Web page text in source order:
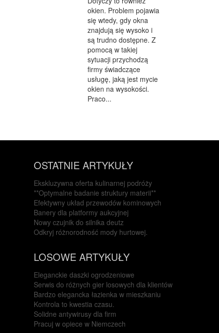
okien. Problem pojawia
się wtedy, gdy okna
znajdują się wysoko i
są trudno dostępne. Z
pomocą w takiej
sytuacji przychodzą
firmy świadczące
usługę, jaką jest mycie
okien na wysokości.
Praco...
OSTATNIE ARTYKUŁY
Ekskluzywna oferta kulinarnej podróży
**Optymalne badanie struktury materii**
Efektywny układ przewodów kominowych
Banery dla platformy aukcyjnej
Nowy czujnik do silnika deutz
Odkryj różnorodność mody hurtowej.
LOSOWE ARTYKUŁY
Eleganckie daszki ogrodzeniowe
Serwis do różnych gier losowych dla klientów
Bardzo elegancka łazienka w mieszkaniu
Kontrola to kwestia czasu.
Solidne antywirusy dla firm
Pracuj w opiece w Niemczech